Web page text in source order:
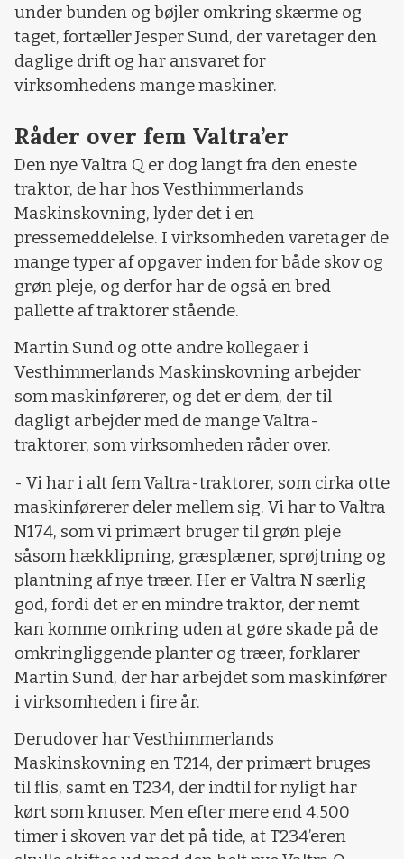
under bunden og bøjler omkring skærme og
taget, fortæller Jesper Sund, der varetager den
daglige drift og har ansvaret for
virksomhedens mange maskiner.
Råder over fem Valtra’er
Den nye Valtra Q er dog langt fra den eneste
traktor, de har hos Vesthimmerlands
Maskinskovning, lyder det i en
pressemeddelelse. I virksomheden varetager de
mange typer af opgaver inden for både skov og
grøn pleje, og derfor har de også en bred
pallette af traktorer stående.
Martin Sund og otte andre kollegaer i
Vesthimmerlands Maskinskovning arbejder
som maskinførerer, og det er dem, der til
dagligt arbejder med de mange Valtra-
traktorer, som virksomheden råder over.
- Vi har i alt fem Valtra-traktorer, som cirka otte
maskinførerer deler mellem sig. Vi har to Valtra
N174, som vi primært bruger til grøn pleje
såsom hækklipning, græsplæner, sprøjtning og
plantning af nye træer. Her er Valtra N særlig
god, fordi det er en mindre traktor, der nemt
kan komme omkring uden at gøre skade på de
omkringliggende planter og træer, forklarer
Martin Sund, der har arbejdet som maskinfører
i virksomheden i fire år.
Derudover har Vesthimmerlands
Maskinskovning en T214, der primært bruges
til flis, samt en T234, der indtil for nyligt har
kørt som knuser. Men efter mere end 4.500
timer i skoven var det på tide, at T234’eren